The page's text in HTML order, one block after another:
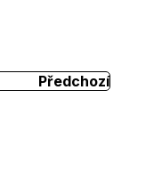
Předchozí